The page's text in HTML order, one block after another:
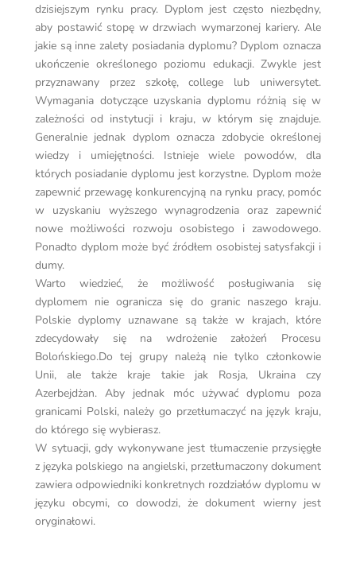
dzisiejszym rynku pracy. Dyplom jest często niezbędny,
aby postawić stopę w drzwiach wymarzonej kariery. Ale
jakie są inne zalety posiadania dyplomu? Dyplom oznacza
ukończenie określonego poziomu edukacji. Zwykle jest
przyznawany przez szkołę, college lub uniwersytet.
Wymagania dotyczące uzyskania dyplomu różnią się w
zależności od instytucji i kraju, w którym się znajduje.
Generalnie jednak dyplom oznacza zdobycie określonej
wiedzy i umiejętności. Istnieje wiele powodów, dla
których posiadanie dyplomu jest korzystne. Dyplom może
zapewnić przewagę konkurencyjną na rynku pracy, pomóc
w uzyskaniu wyższego wynagrodzenia oraz zapewnić
nowe możliwości rozwoju osobistego i zawodowego.
Ponadto dyplom może być źródłem osobistej satysfakcji i
dumy.
Warto wiedzieć, że możliwość posługiwania się
dyplomem nie ogranicza się do granic naszego kraju.
Polskie dyplomy uznawane są także w krajach, które
zdecydowały się na wdrożenie założeń Procesu
Bolońskiego.Do tej grupy należą nie tylko członkowie
Unii, ale także kraje takie jak Rosja, Ukraina czy
Azerbejdżan. Aby jednak móc używać dyplomu poza
granicami Polski, należy go przetłumaczyć na język kraju,
do którego się wybierasz.
W sytuacji, gdy wykonywane jest tłumaczenie przysięgłe
z języka polskiego na angielski, przetłumaczony dokument
zawiera odpowiedniki konkretnych rozdziałów dyplomu w
języku obcymi, co dowodzi, że dokument wierny jest
oryginałowi.